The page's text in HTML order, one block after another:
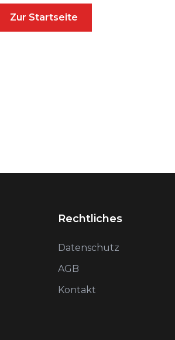
Zur Startseite
Rechtliches
Datenschutz
AGB
Kontakt